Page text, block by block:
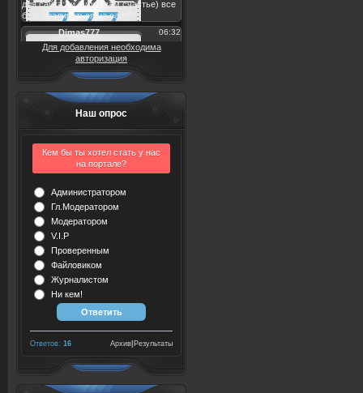
Для добавления необходима
авторизация
Наш опрос
Кем бы ты хотел стать у нас
на портале?
Администратором
Гл.Модератором
Модератором
V.I.P
Проверенным
Файловиком
Журналистом
Ни кем!
Ответов: 16 Результаты
Архив